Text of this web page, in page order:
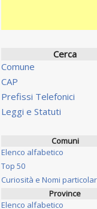
Cerca
Comune
CAP
Prefissi Telefonici
Leggi e Statuti
Comuni
Elenco alfabetico
Top 50
Curiosità e Nomi
Province
Elenco alfabetico